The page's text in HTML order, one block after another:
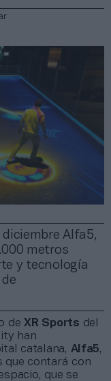
Alfa5,
metros
y tecnología
de XR Sports del
han
catalana, Alfa5,
que contará con
que se